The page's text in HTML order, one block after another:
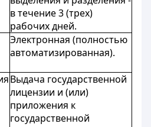
в течение 3 (трех)
рабочих дней.
Электронная (полностью
автоматизированная).
Выдача государственной
лицензии и (или)
приложения к
государственной